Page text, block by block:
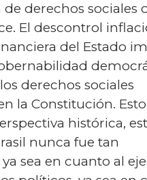
derechos sociales
El descontrol
del Estado
derechos sociales
la Constitución. Esto
histórica,
nunca fue tan
sea en cuanto al